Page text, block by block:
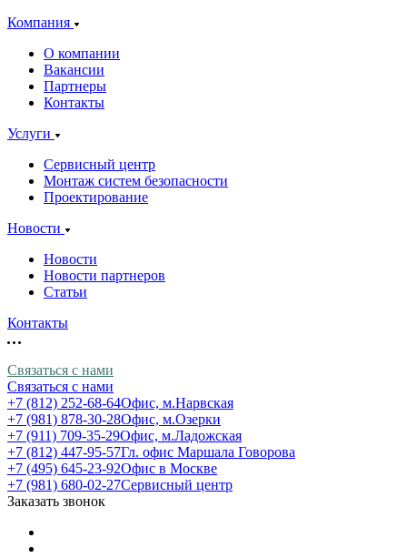
Компания
О компании
Вакансии
Партнеры
Контакты
Услуги
Сервисный центр
Монтаж систем безопасности
Проектирование
Новости
Новости
Новости партнеров
Статьи
Контакты
Связаться с нами
Связаться с нами
+7 (812) 252-68-64Офис, м.Нарвская
+7 (981) 878-30-28Офис, м.Озерки
+7 (911) 709-35-29Офис, м.Ладожская
+7 (812) 447-95-57Гл. офис Маршала Говорова
+7 (495) 645-23-92Офис в Москве
+7 (981) 680-02-27Сервисный центр
Заказать звонок